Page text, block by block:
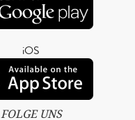
iOS
FOLGE UNS